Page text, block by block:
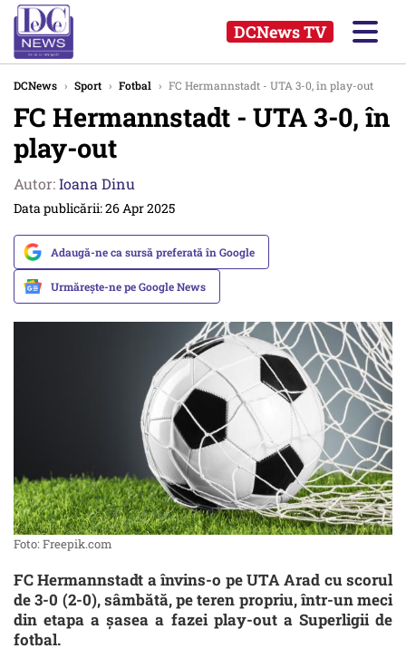
DCNews TV
DCNews › Sport › Fotbal › FC Hermannstadt - UTA 3-0, în play-out
FC Hermannstadt - UTA 3-0, în
play-out
Autor:Ioana Dinu
Data publicării: 26 Apr 2025
Adaugă-ne ca sursă preferată în Google
Urmărește-ne pe Google News
Foto: Freepik.com
FC Hermannstadt a învins-o pe UTA Arad cu scorul
de 3-0 (2-0), sâmbătă, pe teren propriu, într-un meci
din etapa a şasea a fazei play-out a Superligii de
fotbal.